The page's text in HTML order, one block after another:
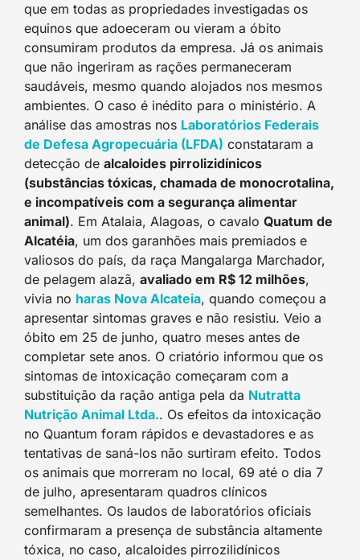
que em todas as propriedades investigadas os
equinos que adoeceram ou vieram a óbito
consumiram produtos da empresa. Já os animais
que não ingeriram as rações permaneceram
saudáveis, mesmo quando alojados nos mesmos
ambientes. O caso é inédito para o ministério. A
análise das amostras nos Laboratórios Federais
de Defesa Agropecuária (LFDA) constataram a
detecção de alcaloides pirrolizidínicos
(substâncias tóxicas, chamada de monocrotalina,
e incompatíveis com a segurança alimentar
animal). Em Atalaia, Alagoas, o cavalo Quatum de
Alcatéia, um dos garanhões mais premiados e
valiosos do país, da raça Mangalarga Marchador,
de pelagem alazã, avaliado em R$ 12 milhões,
vivia no haras Nova Alcateia, quando começou a
apresentar sintomas graves e não resistiu. Veio a
óbito em 25 de junho, quatro meses antes de
completar sete anos. O criatório informou que os
sintomas de intoxicação começaram com a
substituição da ração antiga pela da Nutratta
Nutrição Animal Ltda.. Os efeitos da intoxicação
no Quantum foram rápidos e devastadores e as
tentativas de saná-los não surtiram efeito. Todos
os animais que morreram no local, 69 até o dia 7
de julho, apresentaram quadros clínicos
semelhantes. Os laudos de laboratórios oficiais
confirmaram a presença de substância altamente
tóxica, no caso, alcaloides pirrozilidínicos